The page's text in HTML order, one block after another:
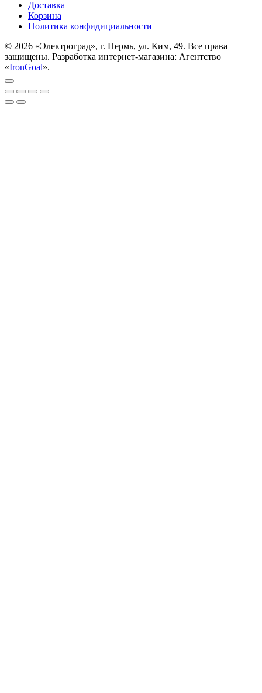
Доставка
Корзина
Политика конфидициальности
© 2026 «Электроград», г. Пермь, ул. Ким, 49. Все права
защищены. Разработка интернет-магазина: Агентство
«IronGoal».